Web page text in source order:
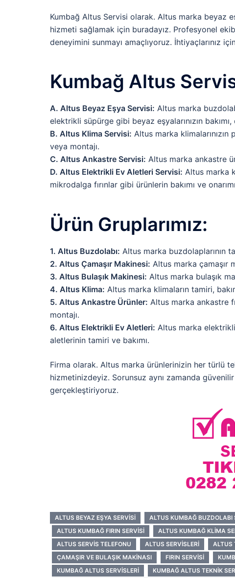
Kumbağ Altus Servisi olarak. Altus marka beyaz
hizmeti sağlamak için buradayız. Profesyonel
deneyimini sunmayı amaçlıyoruz. İhtiyaçlarınız
Kumbağ Altus
A. Altus Beyaz Eşya Servisi: Altus marka
elektrikli süpürge gibi beyaz eşyalarınızın bakımı,
B. Altus Klima Servisi: Altus marka
veya montajı.
C. Altus Ankastre Servisi: Altus marka ankastre
D. Altus Elektrikli Ev Aletleri Servisi: Altus marka
mikrodalga fırınlar gibi ürünlerin bakımı ve
Ürün Gruplarımız:
1. Altus Buzdolabı: Altus marka buzdolaplarının
2. Altus Çamaşır Makinesi: Altus marka çamaşır
3. Altus Bulaşık Makinesi: Altus marka bulaşık
4. Altus Klima: Altus marka klimaların tamiri,
5. Altus Ankastre Ürünler: Altus marka ankastre
montajı.
6. Altus Elektrikli Ev Aletleri: Altus marka
aletlerinin tamiri ve bakımı.
Firma olarak. Altus marka ürünlerinizin her türlü
hizmetinizdeyiz. Sorunsuz aynı zamanda güvenilir
gerçekleştiriyoruz.
ALTUS BEYAZ EŞYA SERVISI ALTUS KUMBAĞ BUZDOLABI
ALTUS KUMBAĞ FIRIN SERVISI
ALTUS KUMBAĞ KLIMA
ALTUS SERVIS TELEFONU
ALTUS SERVISLERI ALTUS
ÇAMAŞIR VE BULAŞIK MAKINASI
FIRIN SERVISI
KUMBAĞ ALTUS SERVISLERI
KUMBAĞ ALTUS TEKNIK